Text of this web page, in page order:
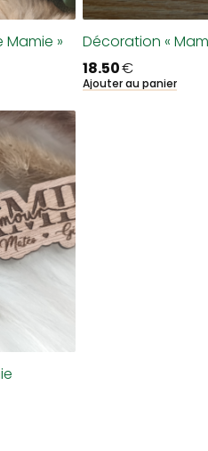
Mamie »
Décoration «
18.50€
Ajouter au panier